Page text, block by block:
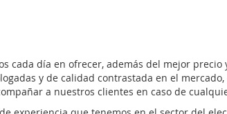
cada día en ofrecer, además del mejor
y de calidad contrastada en el
a nuestros clientes en caso de